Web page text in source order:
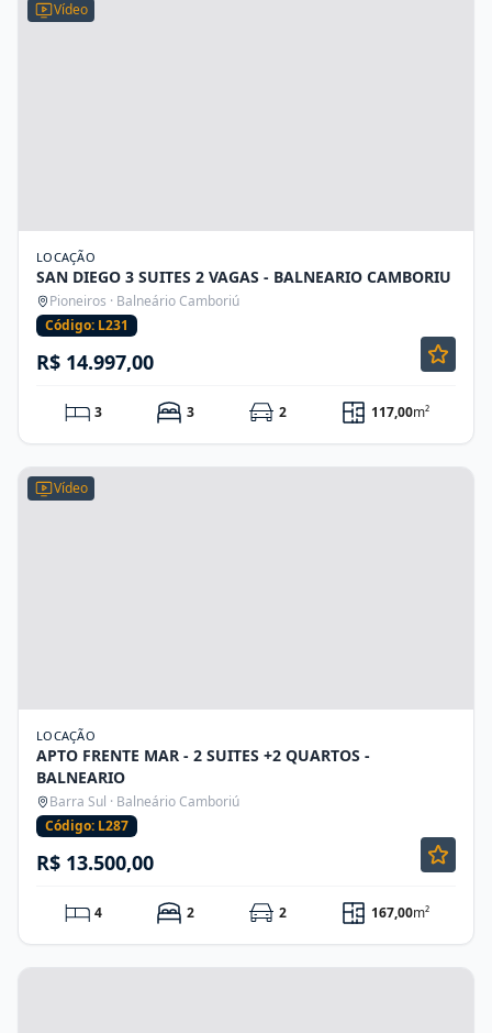
Vídeo
LOCAÇÃO
SAN DIEGO 3 SUITES 2 VAGAS - BALNEARIO CAMBORIU
Pioneiros · Balneário Camboriú
Código: L231
R$ 14.997,00
3 3 2 117,00m²
Vídeo
LOCAÇÃO
APTO FRENTE MAR - 2 SUITES +2 QUARTOS -
BALNEARIO
Barra Sul · Balneário Camboriú
Código: L287
R$ 13.500,00
4 2 2 167,00m²